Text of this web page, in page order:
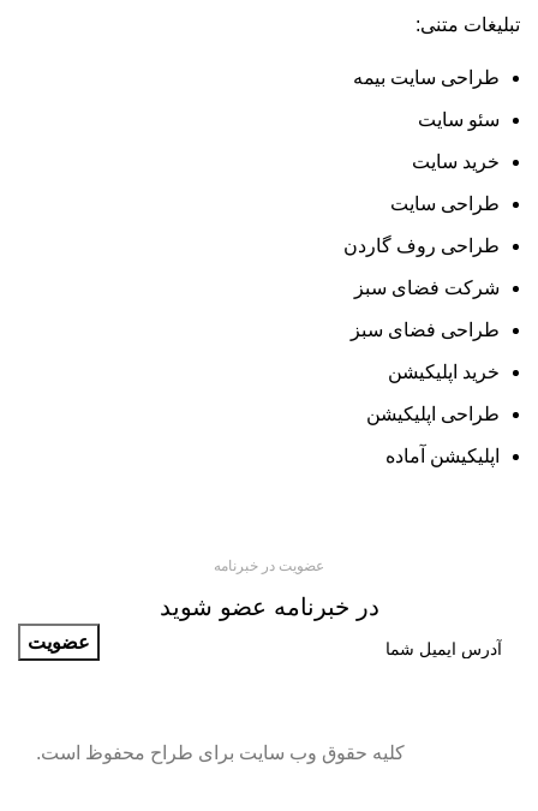
تبلیغات متنی:
طراحی سایت بیمه
سئو سایت
خرید سایت
طراحی سایت
طراحی روف گاردن
شرکت فضای سبز
طراحی فضای سبز
خرید اپلیکیشن
طراحی اپلیکیشن
اپلیکیشن آماده
عضویت در خبرنامه
در خبرنامه عضو شوید
کلیه حقوق وب سایت برای طراح محفوظ است.